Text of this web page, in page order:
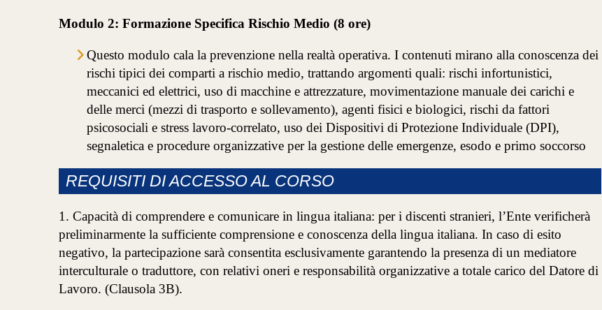
Modulo 2: Formazione Specifica Rischio Medio (8 ore)
Questo modulo cala la prevenzione nella realtà operativa. I contenuti mirano alla conoscenza dei
rischi tipici dei comparti a rischio medio, trattando argomenti quali: rischi infortunistici,
meccanici ed elettrici, uso di macchine e attrezzature, movimentazione manuale dei carichi e
delle merci (mezzi di trasporto e sollevamento), agenti fisici e biologici, rischi da fattori
psicosociali e stress lavoro-correlato, uso dei Dispositivi di Protezione Individuale (DPI),
segnaletica e procedure organizzative per la gestione delle emergenze, esodo e primo soccorso
REQUISITI DI ACCESSO AL CORSO
1. Capacità di comprendere e comunicare in lingua italiana: per i discenti stranieri, l’Ente verificherà
preliminarmente la sufficiente comprensione e conoscenza della lingua italiana. In caso di esito
negativo, la partecipazione sarà consentita esclusivamente garantendo la presenza di un mediatore
interculturale o traduttore, con relativi oneri e responsabilità organizzative a totale carico del Datore di
Lavoro. (Clausola 3B).